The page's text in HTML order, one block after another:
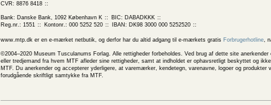
CVR: 8876 8418
Bank: Danske Bank, 1092 København K
BIC: DABADKKK
Reg.nr.: 1551
Kontonr.: 000 5252 520 IBAN: DK98 3000 000 5252520
www.mtp.dk er en e-mærket netbutik, og derfor har du altid adgang til e-mærkets gratis Forbrugerhotline,
©2004–2020 Museum Tusculanums Forlag. Alle rettigheder forbeholdes. Ved brug af dette site
eller tredjemand fra hvem MTF afleder sine rettigheder, samt at indholdet er ophavsretligt beskyttet og
MTF. Du anerkender og accepterer yderligere, at varemærker, kendetegn, varenavne, logoer og
forudgående skriftligt samtykke fra MTF.